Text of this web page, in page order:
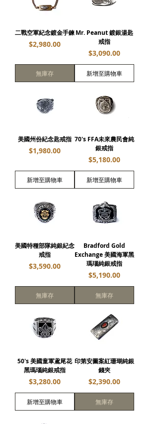
二戰空軍紀念鍍金手鍊
價格
$2,980.00
無庫存
Mr. Peanut 鍍銀湯匙
戒指
價格
$3,090.00
新增至購物車
美國州份紀念匙戒指
價格
$1,980.00
新增至購物車
70's FFA未來農民會純
銀戒指
價格
$5,180.00
新增至購物車
美國特種部隊純銀紀念
戒指
價格
$3,590.00
無庫存
Bradford Gold
Exchange 美國海軍黑
瑪瑙純銀戒指
價格
$5,190.00
無庫存
50's 美國童軍鳶尾花
黑瑪瑙純銀戒指
價格
$3,280.00
新增至購物車
印第安圖案紅珊瑚純銀
錢夾
價格
$2,390.00
無庫存